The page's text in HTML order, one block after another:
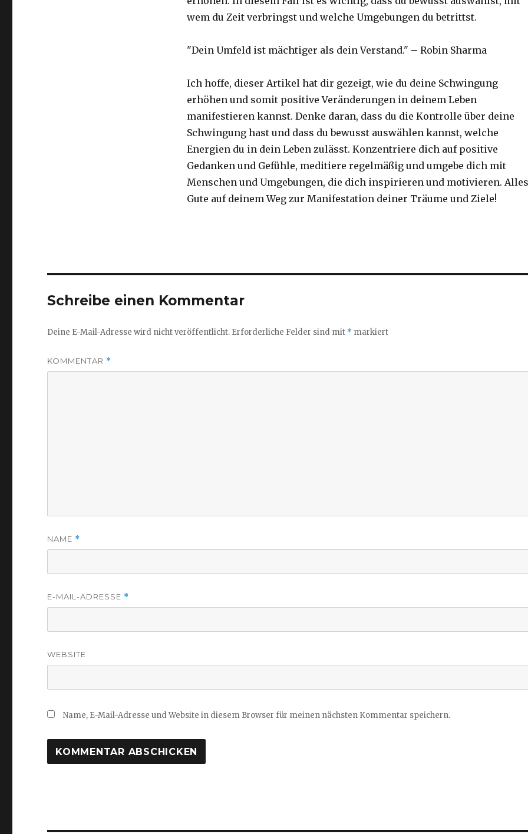
wem du Zeit verbringst und welche Umgebungen du betrittst.
"Dein Umfeld ist mächtiger als dein Verstand." – Robin Sharma
Ich hoffe, dieser Artikel hat dir gezeigt, wie du deine Schwingung
erhöhen und somit positive Veränderungen in deinem Leben
manifestieren kannst. Denke daran, dass du die Kontrolle über deine
Schwingung hast und dass du bewusst auswählen kannst, welche
Energien du in dein Leben zulässt. Konzentriere dich auf positive
Gedanken und Gefühle, meditiere regelmäßig und umgebe dich mit
Menschen und Umgebungen, die dich inspirieren und motivieren. Alles
Gute auf deinem Weg zur Manifestation deiner Träume und Ziele!
Schreibe einen Kommentar
Deine E-Mail-Adresse wird nicht veröffentlicht. Erforderliche Felder sind mit * markiert
KOMMENTAR *
NAME *
E-MAIL-ADRESSE *
WEBSITE
Name, E-Mail-Adresse und Website in diesem Browser für meinen nächsten Kommentar speichern.